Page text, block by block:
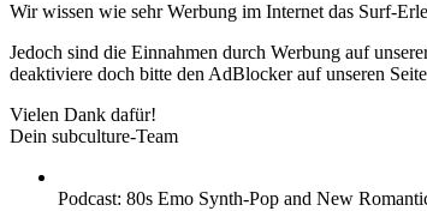
Wir wissen wie sehr Werbung im Internet das Surf-
Jedoch sind die Einnahmen durch Werbung auf
deaktiviere doch bitte den AdBlocker auf unseren
Vielen Dank dafür!
Dein subculture-Team
Podcast: 80s Emo Synth-Pop and New